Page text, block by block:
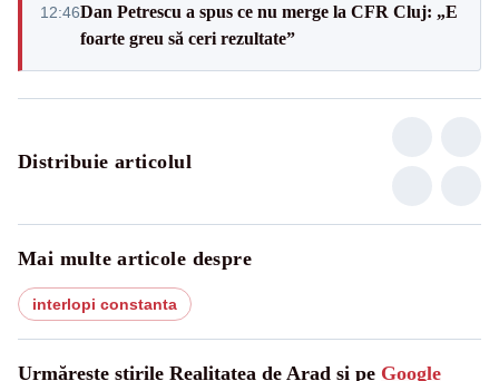
12:46Dan Petrescu a spus ce nu merge la CFR Cluj: „E
foarte greu să ceri rezultate”
Distribuie articolul
Mai multe articole despre
interlopi constanta
Urmărește știrile Realitatea de Arad și pe Google